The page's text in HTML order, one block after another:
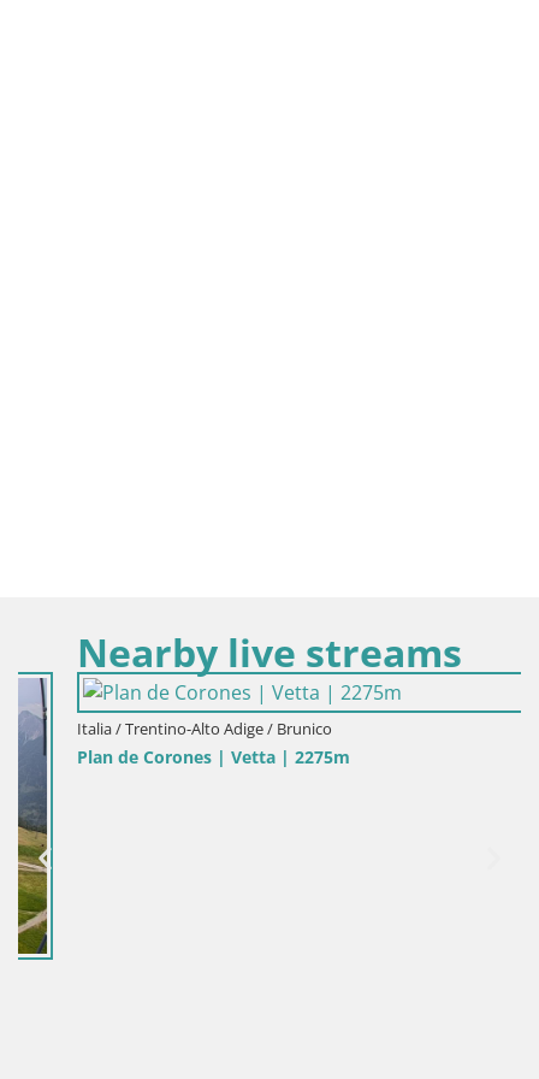
Nearby live streams
Italia / Trentino-Alto Adige / Brunico
Plan de Corones | Vetta | 2275m